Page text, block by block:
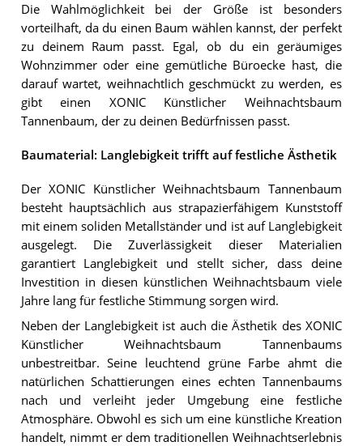
Die Wahlmöglichkeit bei der Größe ist besonders
vorteilhaft, da du einen Baum wählen kannst, der perfekt
zu deinem Raum passt. Egal, ob du ein geräumiges
Wohnzimmer oder eine gemütliche Büroecke hast, die
darauf wartet, weihnachtlich geschmückt zu werden, es
gibt einen XONIC Künstlicher Weihnachtsbaum
Tannenbaum, der zu deinen Bedürfnissen passt.
Baumaterial: Langlebigkeit trifft auf festliche Ästhetik
Der XONIC Künstlicher Weihnachtsbaum Tannenbaum
besteht hauptsächlich aus strapazierfähigem Kunststoff
mit einem soliden Metallständer und ist auf Langlebigkeit
ausgelegt. Die Zuverlässigkeit dieser Materialien
garantiert Langlebigkeit und stellt sicher, dass deine
Investition in diesen künstlichen Weihnachtsbaum viele
Jahre lang für festliche Stimmung sorgen wird.
Neben der Langlebigkeit ist auch die Ästhetik des XONIC
Künstlicher Weihnachtsbaum Tannenbaums
unbestreitbar. Seine leuchtend grüne Farbe ahmt die
natürlichen Schattierungen eines echten Tannenbaums
nach und verleiht jeder Umgebung eine festliche
Atmosphäre. Obwohl es sich um eine künstliche Kreation
handelt, nimmt er dem traditionellen Weihnachtserlebnis